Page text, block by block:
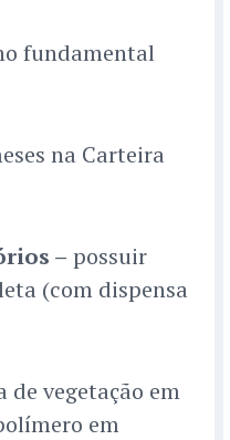
fundamental
na Carteira
– possuir
(com dispensa
de vegetação em
em